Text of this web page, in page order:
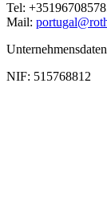
Tel:
Mail:
Unternehmensdaten
NIF: 515768812